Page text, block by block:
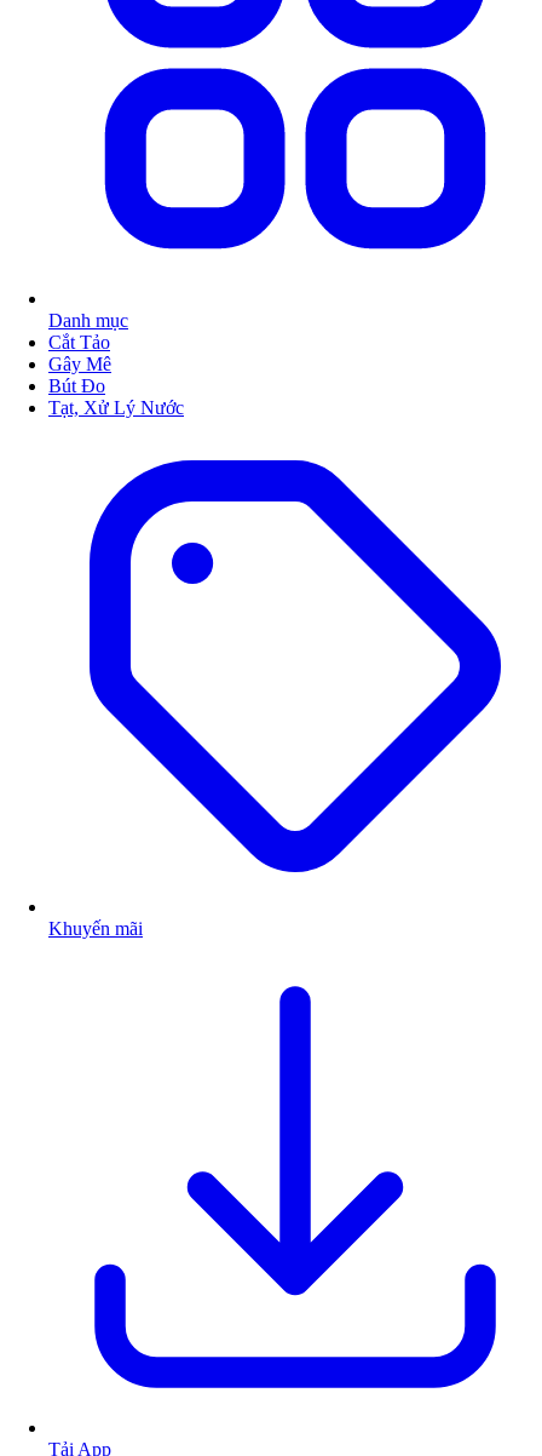
Danh mục
Cắt Tảo
Gây Mê
Bút Đo
Tạt, Xử Lý Nước
Khuyến mãi
Tải App